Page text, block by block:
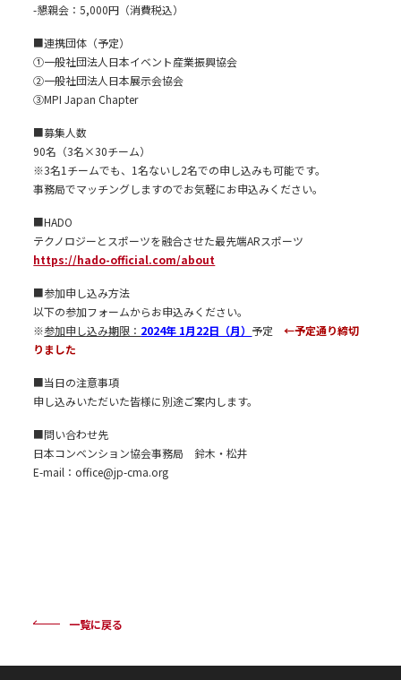
-懇親会：5,000円（消費税込）
■連携団体（予定）
①一般社団法人日本イベント産業振興協会
②一般社団法人日本展示会協会
③MPI Japan Chapter
■募集人数
90名（3名×30チーム）
※3名1チームでも、1名ないし2名での申し込みも可能です。
事務局でマッチングしますのでお気軽にお申込みください。
■HADO
テクノロジーとスポーツを融合させた最先端ARスポーツ
https://hado-official.com/about
■参加申し込み方法
以下の参加フォームからお申込みください。
※参加申し込み期限： 2024年 1月22日（月） 予定←予定通り締切
りました
■当日の注意事項
申し込みいただいた皆様に別途ご案内します。
■問い合わせ先
日本コンベンション協会事務局 鈴木・松井
E-mail：office@jp-cma.org
一覧に戻る